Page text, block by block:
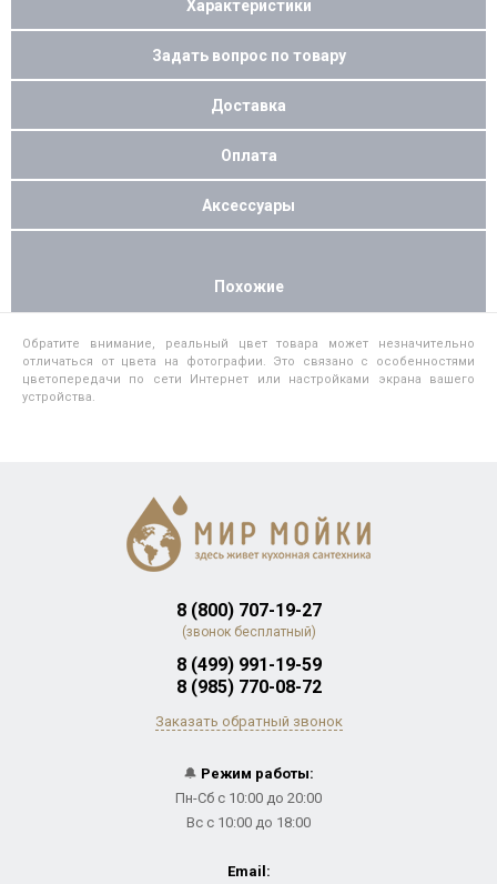
Характеристики
Задать вопрос по товару
Доставка
Оплата
Аксессуары
Похожие
Обратите внимание, реальный цвет товара может незначительно
отличаться от цвета на фотографии. Это связано с особенностями
цветопередачи по сети Интернет или настройками экрана вашего
устройства.
8 (800) 707-19-27
(звонок бесплатный)
8 (499) 991-19-59
8 (985) 770-08-72
Заказать обратный звонок
🔔 Режим работы:
Пн-Сб с 10:00 до 20:00
Вс с 10:00 до 18:00
Email: